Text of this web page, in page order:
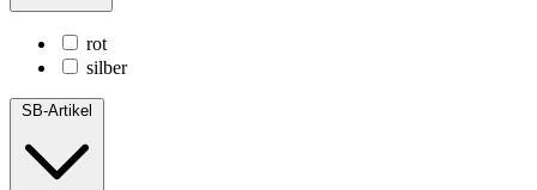
rot
silber
SB-Artikel